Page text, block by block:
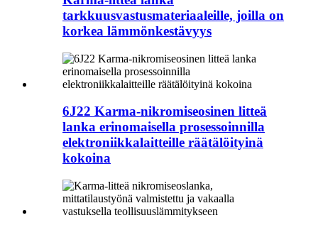
tarkkuusvastusmateriaaleille, joilla on
korkea lämmönkestävyys
6J22 Karma-nikromiseosinen litteä
lanka erinomaisella prosessoinnilla
elektroniikkalaitteille räätälöityinä
kokoina